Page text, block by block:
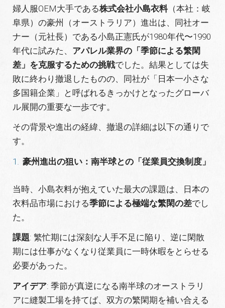
婦人服OEM大手である株式会社小島衣料（本社：岐
阜県）の豪州（オーストラリア）進出は、同社オー
ナー（元社長）である小島正憲氏が1980年代〜1990
年代に試みた、 アパレル業界の「季節による繁閑
差」を克服するための挑戦でした。結果としては失
敗に終わり撤退したものの、同社が「日本一小さな
多国籍企業」と呼ばれるきっかけとなったグローバ
ル展開の重要な一歩です。
その背景や進出の経緯、撤退の詳細は以下の通りで
す。
豪州進出の狙い：南半球との「従業員交換制度」
当時、小島衣料が抱えていた最大の課題は、日本の
衣料品市場における季節による極端な繁閑の差でし
た。
課題: 繁忙期には深刻な人手不足に陥り、逆に閑散
期には仕事がなくなり従業員に一時休暇をとらせる
必要があった。
アイデア: 季節が真逆になる南半球のオーストラリ
アに縫製工場を持てば、双方の繁閑期を補い合える